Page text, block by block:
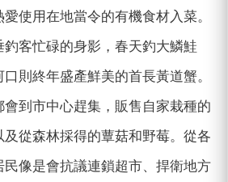
使用在地當令的有機食材入菜。
客忙碌的身影，春天釣大鱗鮭
則終年盛產鮮美的首長黃道蟹。
到市中心趕集，販售自家栽種的
從森林採得的蕈菇和野莓。從各
像是會抗議連鎖超市、捍衛地方